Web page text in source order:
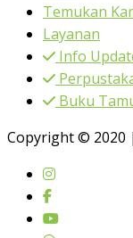
Temukan
Layanan
Info
Buku
Copyright © 2020